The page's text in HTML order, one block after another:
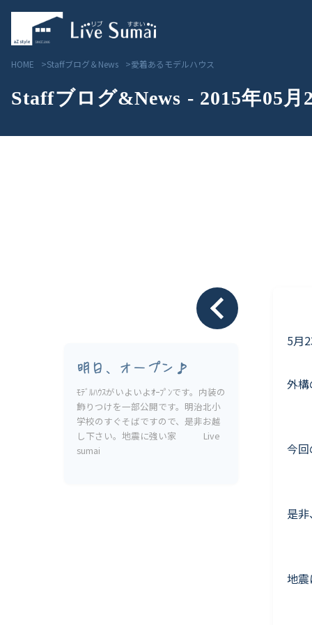
HOME Staffブログ＆News 愛着あるモデルハウス
Staffブログ&News - 2015年05月
5月
外
今
是
地
明日、オープン♪
ﾓﾃﾞﾙﾊｳｽがいよいよｵｰﾌﾟﾝです。内装の
飾りつけを一部公開です。明治北小
学校のすぐそばですので、是非お越
し下さい。地震に強い家 Live
sumai